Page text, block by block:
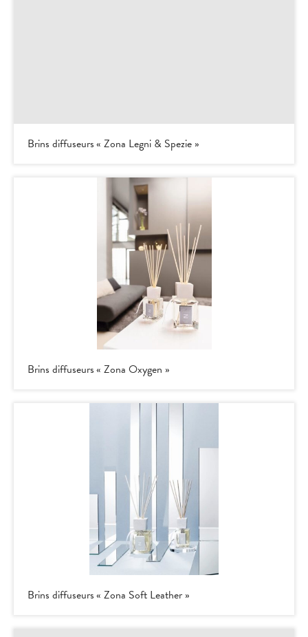
Brins diffuseurs « Zona Legni & Spezie »
Brins diffuseurs « Zona Oxygen »
Brins diffuseurs « Zona Soft Leather »